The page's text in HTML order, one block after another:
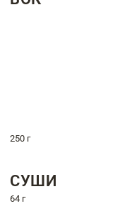
250 г
СУШИ
64 г